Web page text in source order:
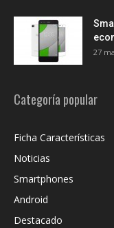
27
Categoría popular
Ficha Características
Noticias
Smartphones
Android
Destacado